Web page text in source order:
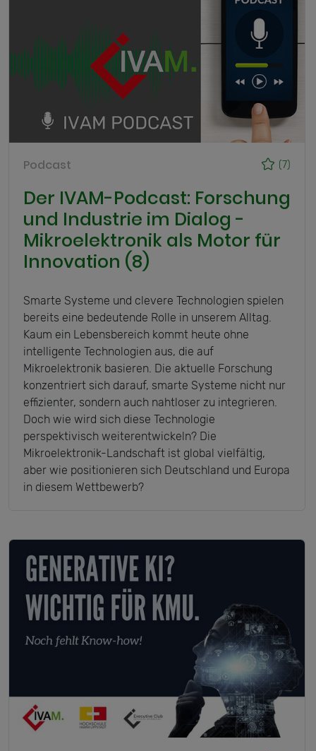
(7)
Podcast
Der IVAM-Podcast: Forschung
und Industrie im Dialog -
Mikroelektronik als Motor für
Innovation (8)
Smarte Systeme und clevere Technologien spielen
bereits eine bedeutende Rolle in unserem Alltag.
Kaum ein Lebensbereich kommt heute ohne
intelligente Technologien aus, die auf
Mikroelektronik basieren. Die aktuelle Forschung
konzentriert sich darauf, smarte Systeme nicht nur
effizienter, sondern auch nahtloser zu integrieren.
Doch wie wird sich diese Technologie
perspektivisch weiterentwickeln? Die
Mikroelektronik-Landschaft ist global vielfältig,
aber wie positionieren sich Deutschland und Europa
in diesem Wettbewerb?